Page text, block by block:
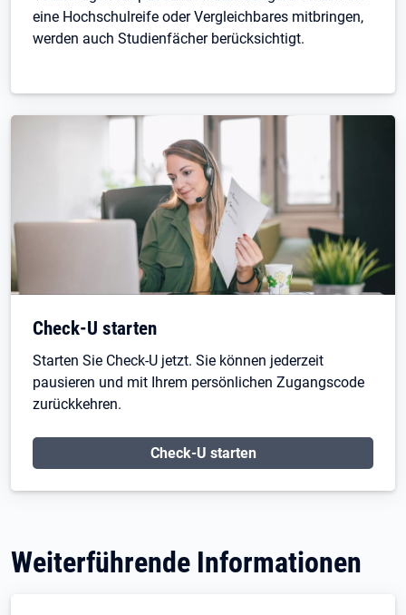
eine Hochschulreife oder Vergleichbares mitbringen,
werden auch Studienfächer berücksichtigt.
Check-U starten
Starten Sie Check-U jetzt. Sie können jederzeit
pausieren und mit Ihrem persönlichen Zugangscode
zurückkehren.
Check-U starten
Weiterführende Informationen